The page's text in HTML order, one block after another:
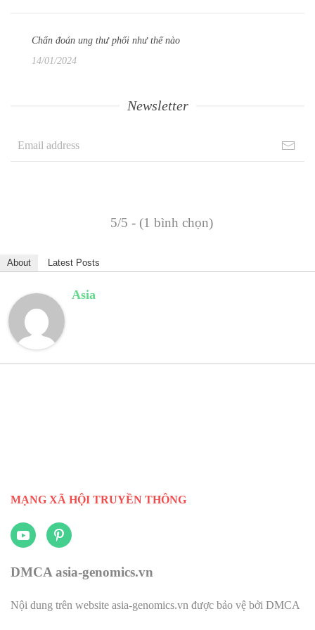
Chẩn đoán ung thư phổi như thế nào
14/01/2024
Newsletter
5/5 - (1 bình chọn)
About Latest Posts
Asia
MẠNG XÃ HỘI TRUYỀN THÔNG
DMCA asia-genomics.vn
Nội dung trên website asia-genomics.vn được bảo vệ bởi DMCA